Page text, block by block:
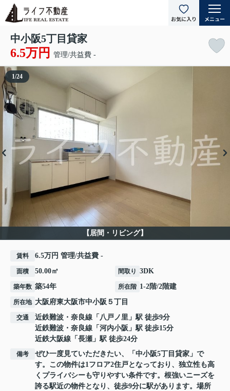
中小阪5丁目貸家
6.5万円 管理/共益費 -
【居間・リビング】
1/24
賃料 6.5万円 管理/共益費 -
面積 50.00㎡ 間取り 3DK
築年数 築54年 所在階 1-2階/2階建
所在地 大阪府東大阪市中小阪 ５丁目
交通 近鉄難波・奈良線 「 八戸ノ里 」駅 徒歩9分
近鉄難波・奈良線 「 河内小阪 」駅 徒歩15分
近鉄大阪線 「 長瀬 」駅 徒歩24分
備考
ぜひ一度見ていただきたい、「中小阪5丁目貸家」で
す。この物件は1フロア2住戸となっており、独立性も高
くプライバシーも守りやすい条件です。根強いニーズを
誇る駅近の物件となり、徒歩9分に駅があります。場所